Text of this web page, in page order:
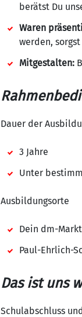
berätst Du
Waren
werden,
Mitgestalten:
Dauer der
3 Jahre
Unter
Ausbildungsorte
Dein dm-Markt
Paul-Ehrlich-
Das ist uns
Schulabschluss